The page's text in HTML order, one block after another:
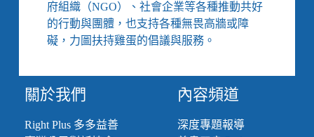
府組織（NGO）、社會企業等各種推動共好
的行動與團體，也支持各種無畏高牆或障
礙，力圖扶持雞蛋的倡議與服務。
關於我們
Right Plus 多多益善
內容頻道
深度專題報導